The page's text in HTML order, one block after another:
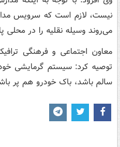
نیست، لازم است که سرویس
می‌روند وسیله نقلیه را در
معاون اجتماعی و فرهنگی
توصیه کرد: سیستم گرمایشی
سالم باشد، باک خودرو هم پر